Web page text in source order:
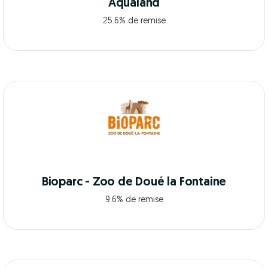
Aqualand
25.6% de remise
Bioparc - Zoo de Doué la Fontaine
9.6% de remise